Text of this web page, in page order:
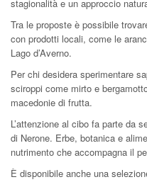
stagionalità e un approccio
Tra le proposte è possibile
con prodotti locali, come le
Lago d’Averno.
Per chi desidera sperimentare
sciroppi come mirto e
macedonie di frutta.
L’attenzione al cibo fa parte da
di Nerone. Erbe, botanica e
nutrimento che accompagna il
È disponibile anche una